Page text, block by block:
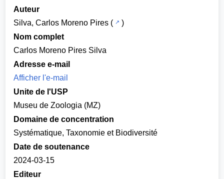
Auteur
Silva, Carlos Moreno Pires (
)
Nom complet
Carlos Moreno Pires Silva
Adresse e-mail
Afficher l'e-mail
Unite de l'USP
Museu de Zoologia (MZ)
Domaine de concentration
Systématique, Taxonomie et Biodiversité
Date de soutenance
2024-03-15
Editeur